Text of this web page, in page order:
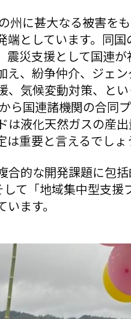
州に甚大なる被害を
端としています。同
震災支援として国連
え、紛争仲介、ジェ
、気候変動対策、と
ら国連諸機関の合同
は液化天然ガスの産
重要と言えるでしょ
合的な開発課題に包
して「地域集中型支
ます。